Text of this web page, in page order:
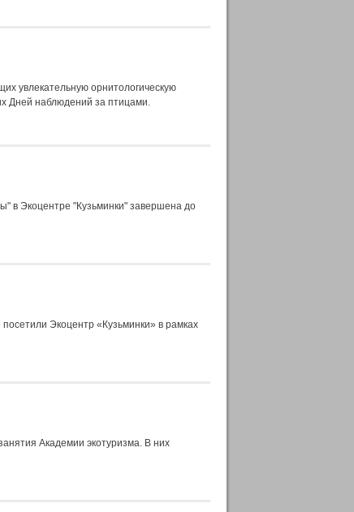
увлекательную орнитологическую
Дней наблюдений за птицами.
в Экоцентре "Кузьминки" завершена до
Экоцентр «Кузьминки» в рамках
Академии экотуризма. В них